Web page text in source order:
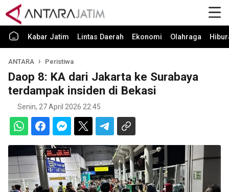
Kabar Jatim Lintas Daerah Ekonomi Olahraga
ANTARA Peristiwa
Daop 8: KA dari Jakarta ke Surabaya
terdampak insiden di Bekasi
Senin, 27 April 2026 22:45